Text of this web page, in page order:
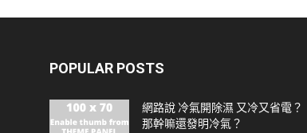
POPULAR POSTS
網路說 冷氣開除濕 又冷又省電？
那幹嘛還發明冷氣？